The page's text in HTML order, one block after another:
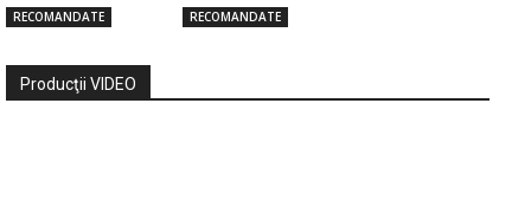
RECOMANDATE RECOMANDATE
Producţii VIDEO